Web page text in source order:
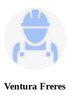
Ventura Freres